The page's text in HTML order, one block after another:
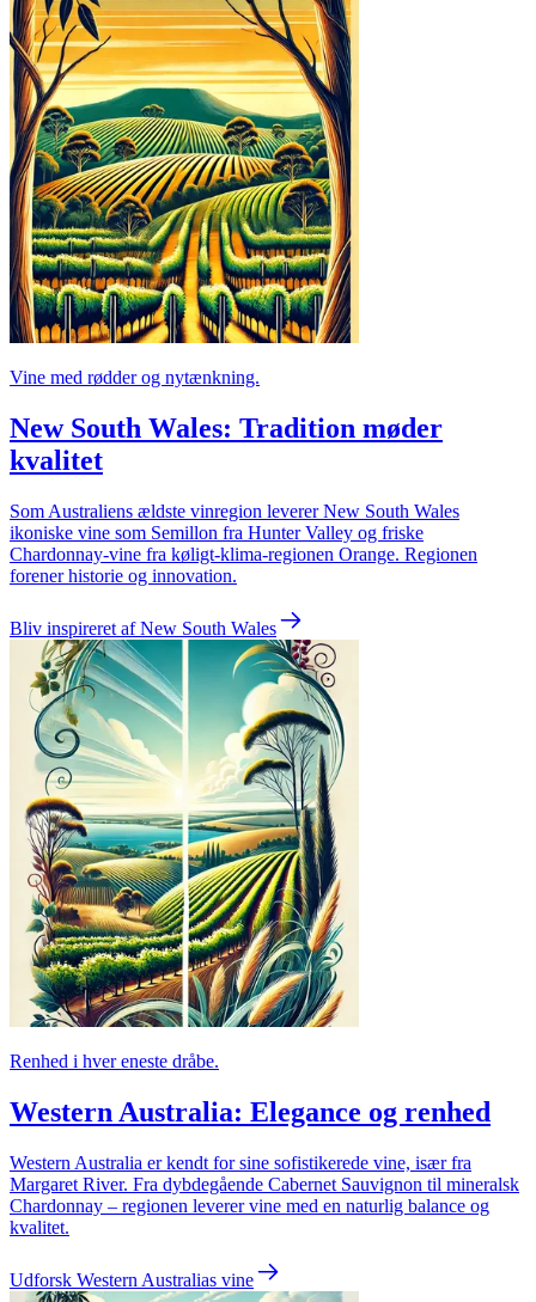
Vine med rødder og nytænkning.
New South Wales: Tradition møder
kvalitet
Som Australiens ældste vinregion leverer New South Wales
ikoniske vine som Semillon fra Hunter Valley og friske
Chardonnay-vine fra køligt-klima-regionen Orange. Regionen
forener historie og innovation.
Bliv inspireret af New South Wales
Renhed i hver eneste dråbe.
Western Australia: Elegance og renhed
Western Australia er kendt for sine sofistikerede vine, især fra
Margaret River. Fra dybdegående Cabernet Sauvignon til mineralsk
Chardonnay – regionen leverer vine med en naturlig balance og
kvalitet.
Udforsk Western Australias vine